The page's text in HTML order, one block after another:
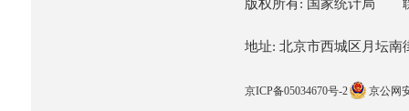
版权所有: 国家统计局
地址: 北京市西城区月坛南
京ICP备05034670号-2 京公网